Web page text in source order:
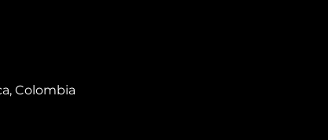
Colombia